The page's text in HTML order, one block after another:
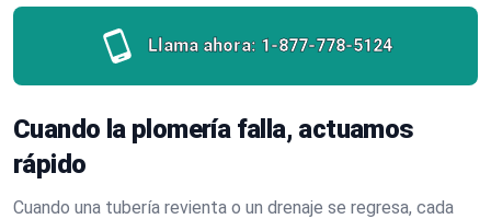
Llama ahora: 1-877-778-5124
Cuando la plomería falla, actuamos
rápido
Cuando una tubería revienta o un drenaje se regresa, cada